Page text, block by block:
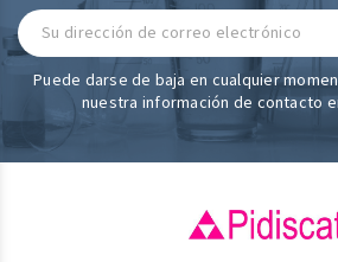
Puede darse de baja en cualquier
nuestra información de contacto